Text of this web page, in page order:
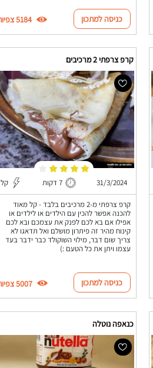
כניסה למתכון 5184 צפיות
קרפ צרפתי 2 מרכיבים
31/3/2024 7 דקות קל
קרפ צרפתי מ-2 מרכיבים בלבד - קל מאוד
להכנה אפשר להכין עם הילדים או לילדים או
אפילו אם בא לכם לפנק את עצמכם ובא לכם
קינוח מהיר זה פיתרון מושלם ואל תדאגו לא
צריך שום דבר, מילוי השוקולד כבר ידבר בעד
עצמו ויתן את כל הטעם :)
כניסה למתכון 5007 צפיות
כנאפה נוטלה